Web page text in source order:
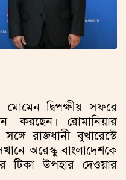
মোমেন দ্বিপক্ষীয় সফরে
করছেন। রোমানিয়ার
সঙ্গে রাজধানী বুখারেস্টে
অরেস্কু বাংলাদেশকে
টিকা উপহার দেওয়ার